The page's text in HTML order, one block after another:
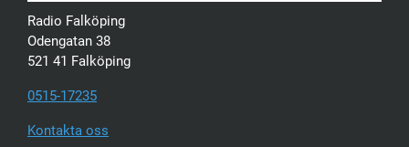
Radio Falköping
Odengatan 38
521 41 Falköping
0515-17235
Kontakta oss